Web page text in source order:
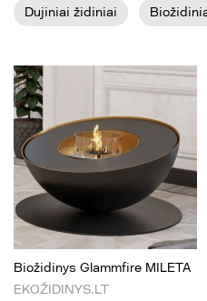
Dujiniai židiniai
Biožidinys Glammfire MILETA
EKOŽIDINYS.LT